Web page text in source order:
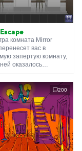
комната Mirror
вас в
запертую комнату,
оказалось
попробуйте решить
авторами
и найти
свободу.
осмотрите
возможно вы
найти какие-нибудь
Желаем удачи!
200